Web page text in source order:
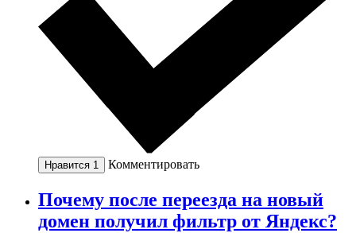
Нравится 1 Комментировать
Почему после переезда на новый
домен получил фильтр от Яндекс?